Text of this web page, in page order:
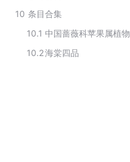
10 条目合集
10.1 中国蔷薇科苹果属植物
10.2海棠四品